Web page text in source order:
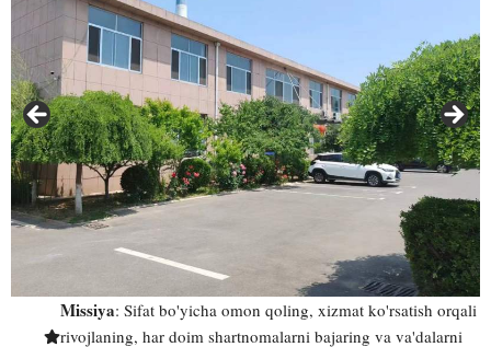
Missiya: Sifat bo'yicha omon qoling, xizmat ko'rsatish orqali
rivojlaning, har doim shartnomalarni bajaring va va'dalarni